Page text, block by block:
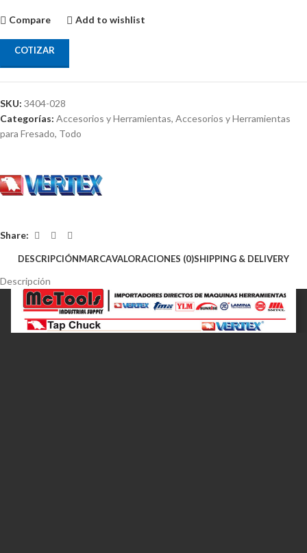
Compare Add to wishlist
COTIZAR
SKU: 3404-028
Categorías: Accesorios y Herramientas, Accesorios y Herramientas
para Fresado, Todo
Share:
DESCRIPCIÓNMARCAVALORACIONES (0)SHIPPING & DELIVERY
Descripción